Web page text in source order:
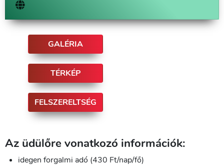
GALÉRIA
TÉRKÉP
FELSZERELTSÉG
Az üdülőre vonatkozó információk:
idegen forgalmi adó (430 Ft/nap/fő)